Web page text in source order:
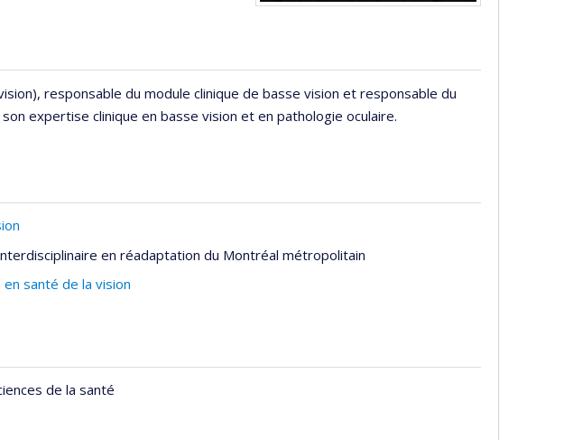
responsable du module clinique de basse vision et responsable du
expertise clinique en basse vision et en pathologie oculaire.
en réadaptation du Montréal métropolitain
santé de la vision
de la santé